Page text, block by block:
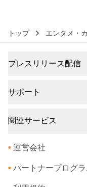
トップ エンタメ・
プレスリリース配信
サポート
関連サービス
• 運営会社
• パートナープログラ